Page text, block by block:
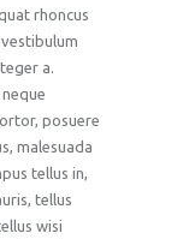
rhoncus
a.
posuere
malesuada
tellus in,
tellus
wisi